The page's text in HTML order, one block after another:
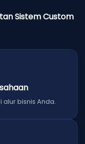
Sistem Custom
bisnis Anda.